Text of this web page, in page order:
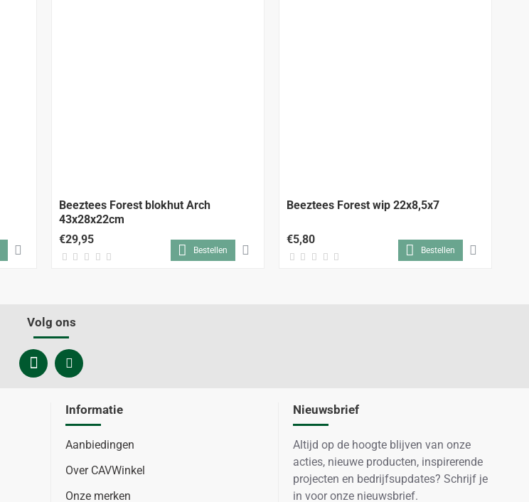
Beeztees Forest blokhut Arch
43x28x22cm
€29,95
Bestellen
Beeztees Forest wip 22x8,5x7
€5,80
Bestellen
Volg ons
Informatie
Aanbiedingen
Over CAVWinkel
Onze merken
Nieuwsbrief
Altijd op de hoogte blijven van onze
acties, nieuwe producten, inspirerende
projecten en bedrijfsupdates? Schrijf je
in voor onze nieuwsbrief.